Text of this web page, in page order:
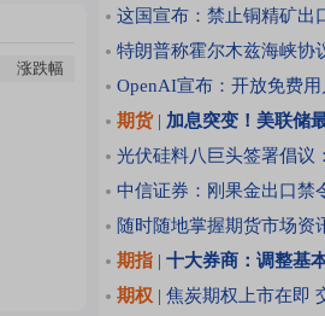
涨跌幅
这国宣布：禁止铜精矿出
特朗普称霍尔木兹海峡协
OpenAI宣布：开放免费
期货| 加息突变！美联储
光伏硅料八巨头签署倡议
中信证券：刚果金出口禁
随时随地掌握期货市场资
期指 | 十大券商：调整基
期权 | 焦炭期权上市在即